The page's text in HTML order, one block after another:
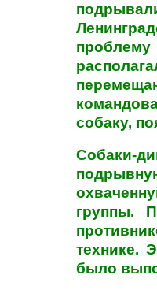
собаку,
Собаки-
группы.
технике.
было